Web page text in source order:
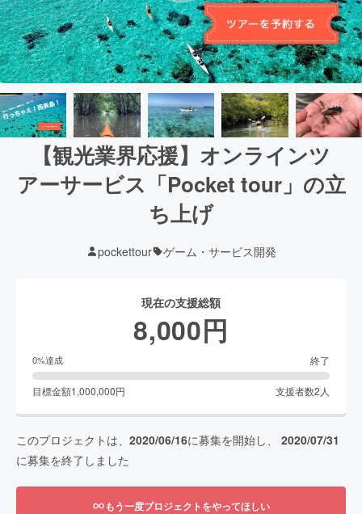
【観光業界応援】オンラインツ
アーサービス「Pocket tour」の立
ち上げ
pockettour ゲーム・サービス開発
現在の支援総額
8,000円
0%達成 終了
目標金額1,000,000円 支援者数2 人
このプロジェクトは、 2020/06/16に募集を開始し、 2020/07/31
に募集を終了しました
もう一度プロジェクトをやってほしい